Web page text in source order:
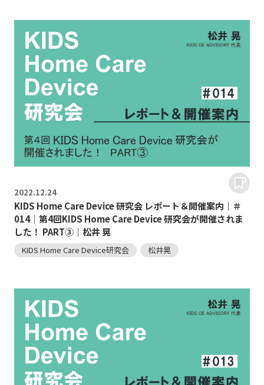
2022.12.24
KIDS Home Care Device 研究会 レポート＆開催案内｜＃
014｜第4回KIDS Home Care Device 研究会が開催されま
した！ PART③｜松井 晃
KIDS Home Care Device研究会 松井晃